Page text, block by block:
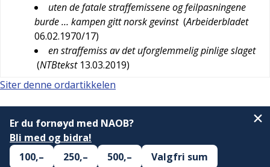
uten de fatale straffemissene og feilpasningene
burde … kampen gitt norsk gevinst (Arbeiderbladet
06.02.1970/17)
en straffemiss av det uforglemmelig pinlige slaget
(NTBtekst 13.03.2019)
Siter denne ordartikkelen
Er du fornøyd med NAOB?
Bli med og bidra!
100,–
250,– 500,– Valgfri sum